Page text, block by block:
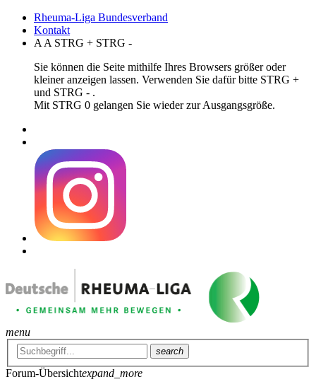
Rheuma-Liga Bundesverband
Kontakt
A A STRG + STRG -
Sie können die Seite mithilfe Ihres Browsers größer oder
kleiner anzeigen lassen. Verwenden Sie dafür bitte STRG +
und STRG - .
Mit STRG 0 gelangen Sie wieder zur Ausgangsgröße.
menu
search
Forum-Übersichtexpand_more